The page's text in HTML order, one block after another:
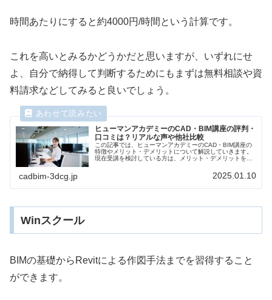
時間あたりにすると約4000円/時間という計算です。
これを高いとみるかどうかだと思いますが、いずれにせ
よ、自分で納得して判断するためにもまずは無料相談や資
料請求などしてみると良いでしょう。
ヒューマンアカデミーのCAD・BIM講座の評判・
口コミは？リアルな声や他社比較
この記事では、ヒューマンアカデミーのCAD・BIM講座の
特徴やメリット・デメリットについて解説していきます。
現在受講を検討している方は、メリット・デメリットを踏
cadbim-3dcg.jp 2025.01.10
Winスクール
BIMの基礎からRevitによる作図手法までを習得すること
ができます。